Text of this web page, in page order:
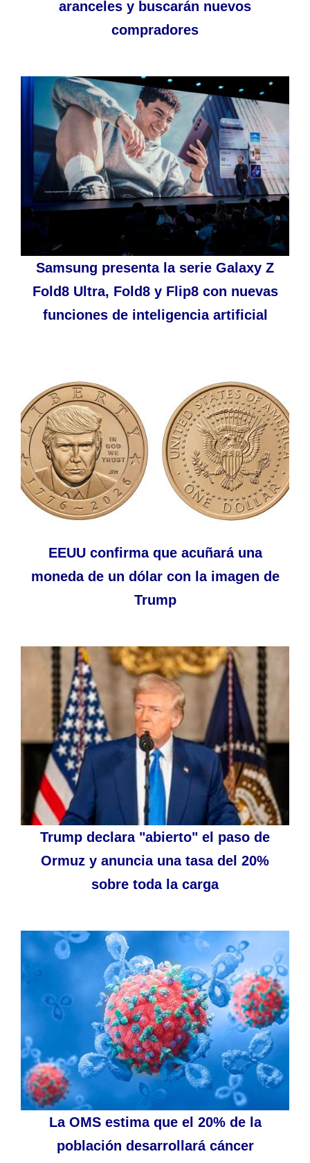
aranceles y buscarán nuevos
compradores
Samsung presenta la serie Galaxy Z
Fold8 Ultra, Fold8 y Flip8 con nuevas
funciones de inteligencia artificial
EEUU confirma que acuñará una
moneda de un dólar con la imagen de
Trump
Trump declara "abierto" el paso de
Ormuz y anuncia una tasa del 20%
sobre toda la carga
La OMS estima que el 20% de la
población desarrollará cáncer